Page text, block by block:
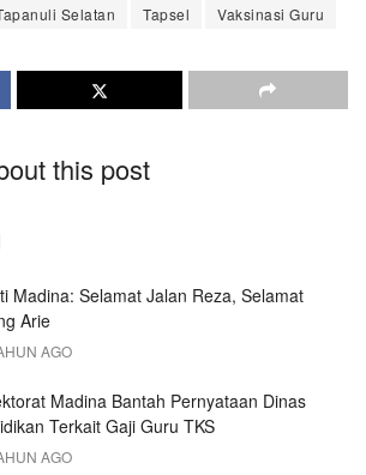
Selatan Tapsel Vaksinasi Guru
this post
Madina: Selamat Jalan Reza, Selamat
Arie
AGO
Madina Bantah Pernyataan Dinas
Terkait Gaji Guru TKS
AGO